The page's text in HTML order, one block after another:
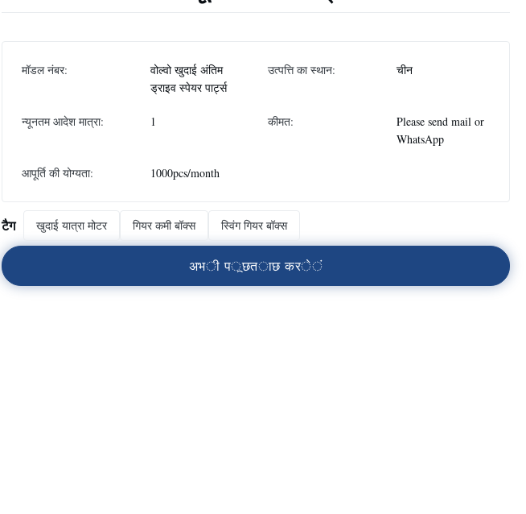
मॉडल नंबर:
वोल्वो खुदाई अंतिम
ड्राइव स्पेयर पार्ट्स
उत्पत्ति का स्थान: चीन
न्यूनतम आदेश मात्रा: 1 कीमत:
Please send mail or
WhatsApp
आपूर्ति की योग्यता: 1000pcs/month
टैग खुदाई यात्रा मोटर गियर कमी बॉक्स स्विंग गियर बॉक्स
अभी पूछताछ करें